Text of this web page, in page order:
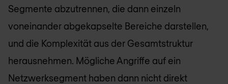
Segmente abzutrennen, die dann einzeln
voneinander abgekapselte Bereiche darstellen,
und die Komplexität aus der Gesamtstruktur
herausnehmen. Mögliche Angriffe auf ein
Netzwerksegment haben dann nicht direkt